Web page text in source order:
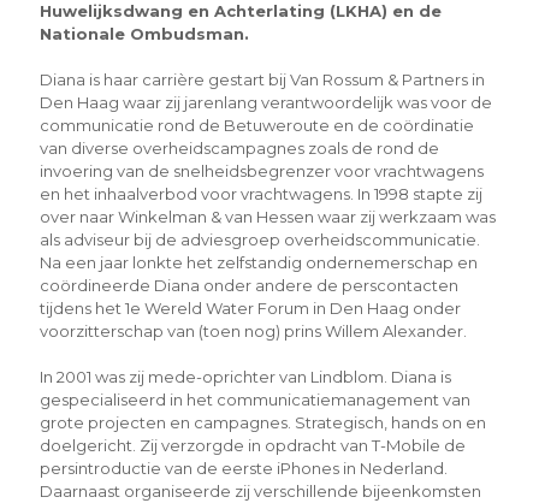
Huwelijksdwang en Achterlating (LKHA) en de
Nationale Ombudsman.
Diana is haar carrière gestart bij Van Rossum & Partners in
Den Haag waar zij jarenlang verantwoordelijk was voor de
communicatie rond de Betuweroute en de coördinatie
van diverse overheidscampagnes zoals de rond de
invoering van de snelheidsbegrenzer voor vrachtwagens
en het inhaalverbod voor vrachtwagens. In 1998 stapte zij
over naar Winkelman & van Hessen waar zij werkzaam was
als adviseur bij de adviesgroep overheidscommunicatie.
Na een jaar lonkte het zelfstandig ondernemerschap en
coördineerde Diana onder andere de perscontacten
tijdens het 1e Wereld Water Forum in Den Haag onder
voorzitterschap van (toen nog) prins Willem Alexander.
In 2001 was zij mede-oprichter van Lindblom. Diana is
gespecialiseerd in het communicatiemanagement van
grote projecten en campagnes. Strategisch, hands on en
doelgericht. Zij verzorgde in opdracht van T-Mobile de
persintroductie van de eerste iPhones in Nederland.
Daarnaast organiseerde zij verschillende bijeenkomsten